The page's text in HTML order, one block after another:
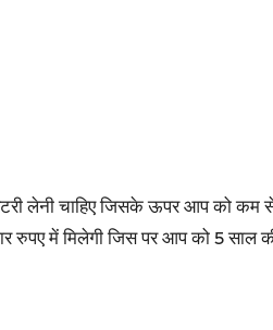
लेनी चाहिए जिसके ऊपर आप को
में मिलेगी जिस पर आप को 5 साल की